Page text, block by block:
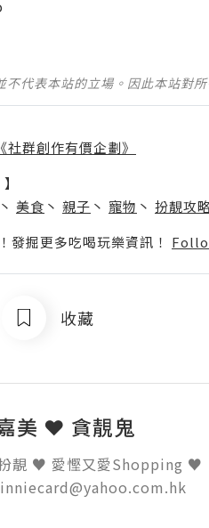
不代表本站的立場。因此本站對
社群創作有價企劃》
丶 美食 丶 親子 丶 寵物 丶 扮靚攻
掘更多吃喝玩樂資訊！
收藏
美 ❤ 貪靚鬼
靚 ♥ 愛慳又愛Shopping ♥